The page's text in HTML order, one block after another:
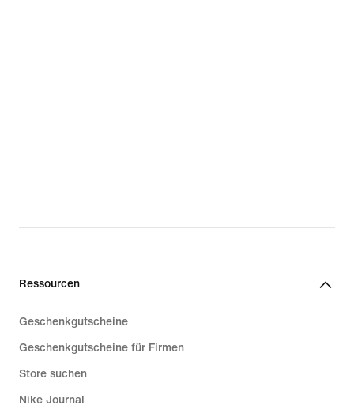
Ressourcen
Geschenkgutscheine
Geschenkgutscheine für Firmen
Store suchen
Nike Journal